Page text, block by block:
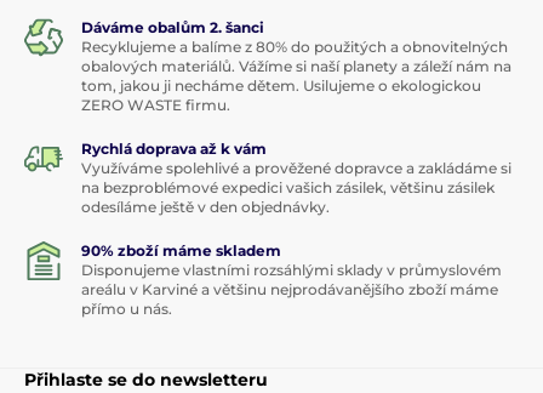
Dáváme obalům 2. šanci
Recyklujeme a balíme z 80% do použitých a obnovitelných
obalových materiálů. Vážíme si naší planety a záleží nám na
tom, jakou ji necháme dětem. Usilujeme o ekologickou
ZERO WASTE firmu.
Rychlá doprava až k vám
Využíváme spolehlivé a prověžené dopravce a zakládáme si
na bezproblémové expedici vašich zásilek, většinu zásilek
odesíláme ještě v den objednávky.
90% zboží máme skladem
Disponujeme vlastními rozsáhlými sklady v průmyslovém
areálu v Karviné a většinu nejprodávanějšího zboží máme
přímo u nás.
Přihlaste se do newsletteru